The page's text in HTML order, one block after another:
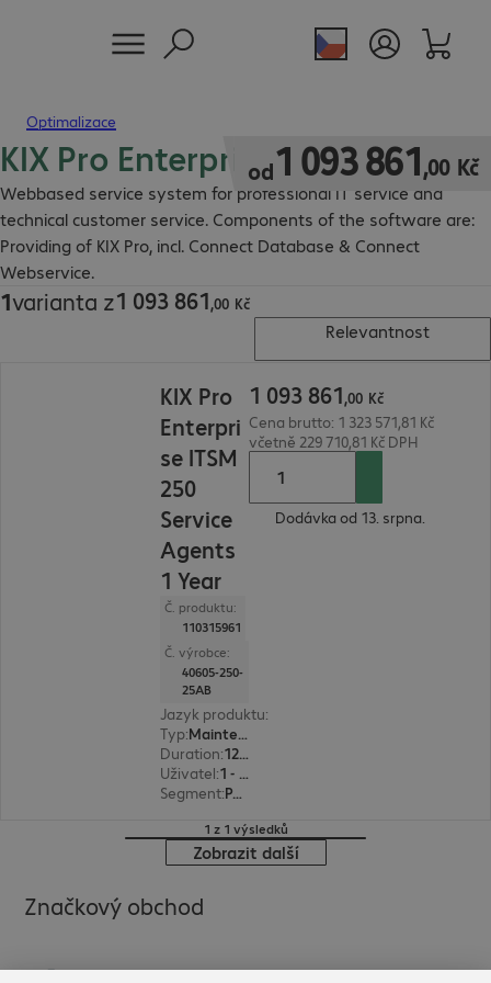
Optimalizace
KIX Pro Enterprise
Webbased service system for professional IT service and
technical customer service. Components of the software are:
Providing of KIX Pro, incl. Connect Database & Connect
Webservice.
od1 093861,00 Kč
1 093 861,00 Kč
1varianta z1 093 861,00 Kč
1 093 861,00 Kč
Relevantnost
KIX Pro
Enterpri
se ITSM
250
Service
Agents
1 Year
Č. produktu:
110315961
Č. výrobce:
40605-250-
25AB
Jazyk produktu:
Typ:
Maintenance včetně podpory
Duration:
12 month(s)
Uživatel:
1 - 999999
Segment: Podniková sféra, vzdělávání, státní správa
1 093 861,00 Kč
Cena brutto: 1 323 571,81 Kč
včetně 229 710,81 Kč DPH
Dodávka od 13. srpna.
1 z 1 výsledků
Zobrazit další
Značkový obchod